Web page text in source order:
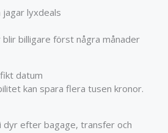
jagar lyxdeals
billigare först några månader
datum
kan spara flera tusen kronor.
dyr efter bagage, transfer och